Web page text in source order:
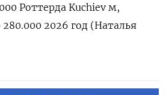
Роттерда Kuchiev м,
2026 год (Наталья